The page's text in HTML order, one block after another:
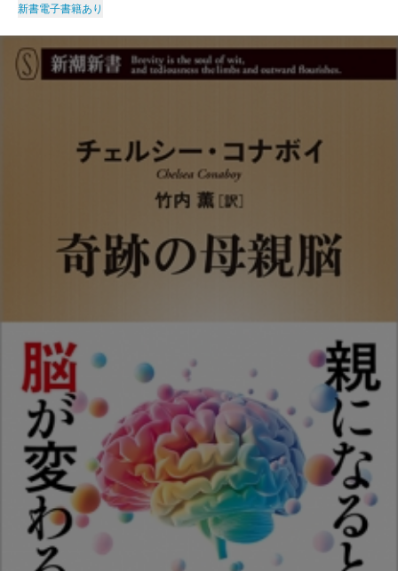
新書電子書籍あり